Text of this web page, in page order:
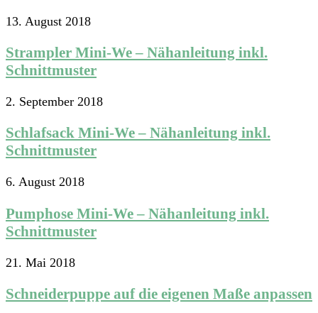
13. August 2018
Strampler Mini-We – Nähanleitung inkl.
Schnittmuster
2. September 2018
Schlafsack Mini-We – Nähanleitung inkl.
Schnittmuster
6. August 2018
Pumphose Mini-We – Nähanleitung inkl.
Schnittmuster
21. Mai 2018
Schneiderpuppe auf die eigenen Maße anpassen